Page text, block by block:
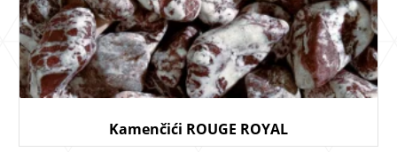
Kamenčići ROUGE ROYAL